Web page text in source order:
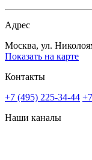
Адрес
Москва, ул.
Показать на карте
Контакты
+7 (495) 225-34-44
Наши каналы